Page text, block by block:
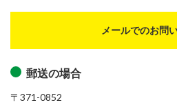
メールでのお問
郵送の場合
〒371-0852